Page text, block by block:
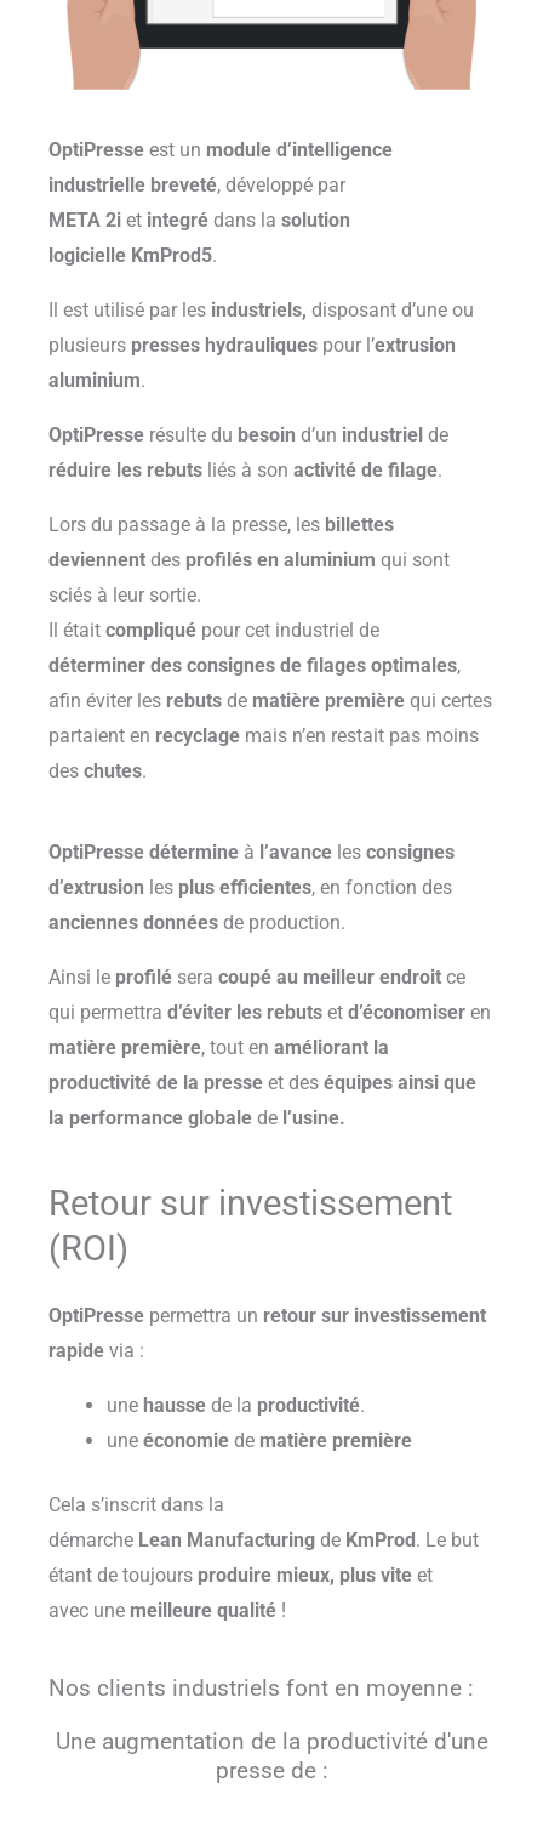
OptiPresse est un module d’intelligence
industrielle breveté, développé par
META 2i et integré dans la solution
logicielle KmProd5.
Il est utilisé par les industriels, disposant d’une ou
plusieurs presses hydrauliques pour l’extrusion
aluminium.
OptiPresse résulte du besoin d’un industriel de
réduire les rebuts liés à son activité de filage.
Lors du passage à la presse, les billettes
deviennent des profilés en aluminium qui sont
sciés à leur sortie.
Il était compliqué pour cet industriel de
déterminer des consignes de filages optimales,
afin éviter les rebuts de matière première qui certes
partaient en recyclage mais n’en restait pas moins
des chutes.
OptiPresse détermine à l’avance les consignes
d’extrusion les plus efficientes, en fonction des
anciennes données de production.
Ainsi le profilé sera coupé au meilleur endroit ce
qui permettra d’éviter les rebuts et d’économiser en
matière première, tout en améliorant la
productivité de la presse et des équipes ainsi que
la performance globale de l’usine.
Retour sur investissement
(ROI)
OptiPresse permettra un retour sur investissement
rapide via :
une hausse de la productivité.
une économie de matière première
Cela s’inscrit dans la
démarche Lean Manufacturing de KmProd. Le but
étant de toujours produire mieux, plus vite et
avec une meilleure qualité !
Nos clients industriels font en moyenne :
Une augmentation de la productivité d'une
presse de :